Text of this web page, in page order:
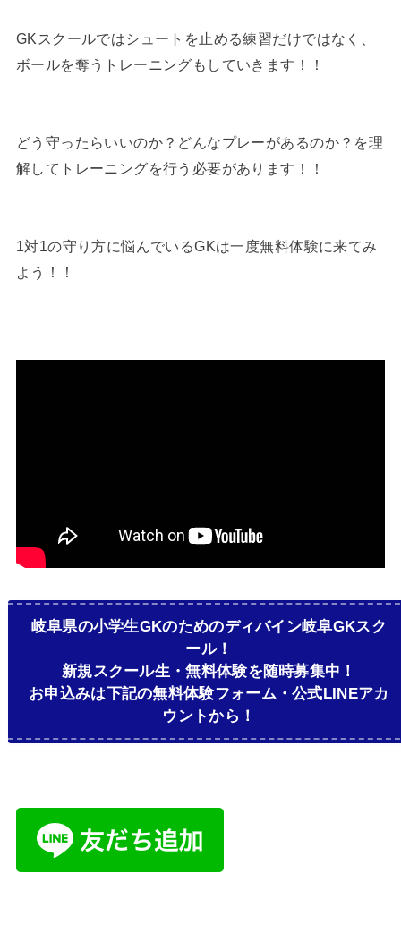
GKスクールではシュートを止める練習だけではなく、
ボールを奪うトレーニングもしていきます！！
どう守ったらいいのか？どんなプレーがあるのか？を理
解してトレーニングを行う必要があります！！
1対1の守り方に悩んでいるGKは一度無料体験に来てみ
よう！！
岐阜県の小学生GKのためのディバイン岐阜GKスク
ール！
新規スクール生・無料体験を随時募集中！
お申込みは下記の無料体験フォーム・公式LINEアカ
ウントから！